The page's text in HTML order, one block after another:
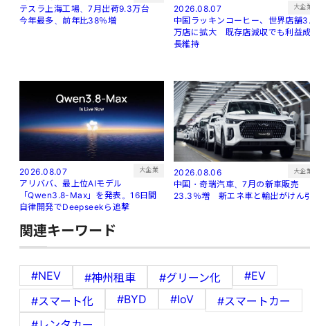
テスラ上海工場、7月出荷9.3万台
今年最多、前年比38％増
2026.08.07 大企
中国ラッキンコーヒー、世界店舗
万店に拡大 既存店減収でも利益
長維持
2026.08.07 大企業
アリババ、最上位AIモデル
「Qwen3.8-Max」を発表。16日間
自律開発でDeepseekら追撃
2026.08.06 大企
中国・奇瑞汽車、7月の新車販売
23.3％増 新エネ車と輸出がけん
関連キーワード
#NEV #神州租車 #グリーン化
#EV
#スマート化
#BYD #IoV
#スマートカー